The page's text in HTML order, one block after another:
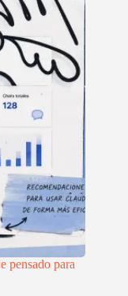
pensado para